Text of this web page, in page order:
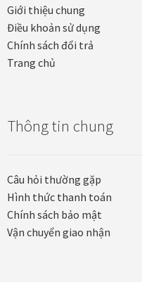
Tranh trang trí văn phòng
Tranh treo khách sạn
Tranh mừng thọ
Tranh sơn dầu cao cấp
Tranh sơn mài phòng khách
Giới thiệu chung
Điều khoản sử dụng
Chính sách đổi trả
Trang chủ
Thông tin chung
Câu hỏi thường gặp
Hình thức thanh toán
Chính sách bảo mật
Vận chuyển giao nhận